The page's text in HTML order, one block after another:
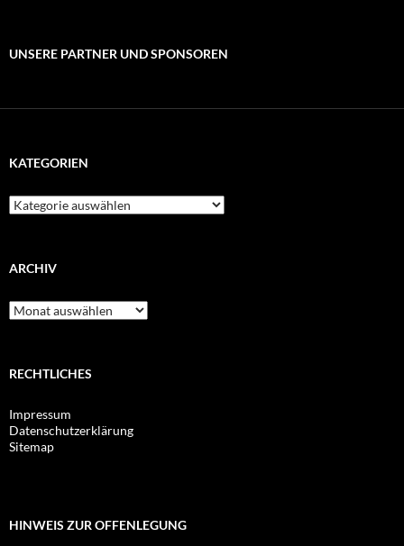
UNSERE PARTNER UND SPONSOREN
KATEGORIEN
Kategorien
ARCHIV
Archiv
RECHTLICHES
Impressum
Datenschutzerklärung
Sitemap
HINWEIS ZUR OFFENLEGUNG